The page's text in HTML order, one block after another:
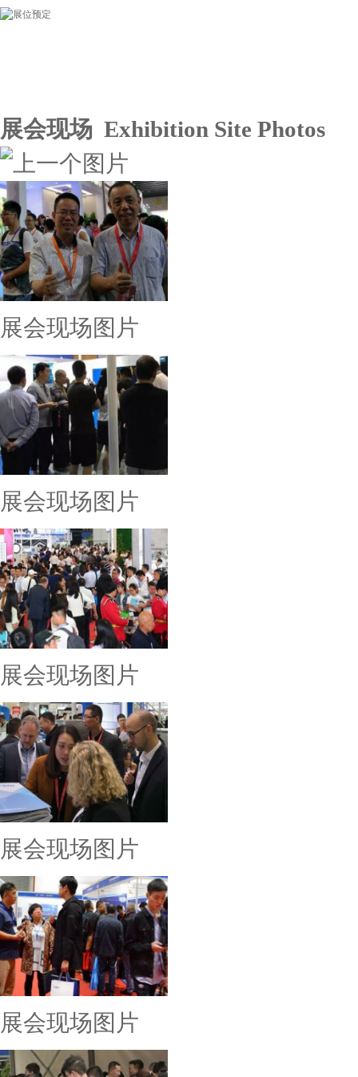
展会现场 Exhibition Site Photos
展会现场图片
展会现场图片
展会现场图片
展会现场图片
展会现场图片